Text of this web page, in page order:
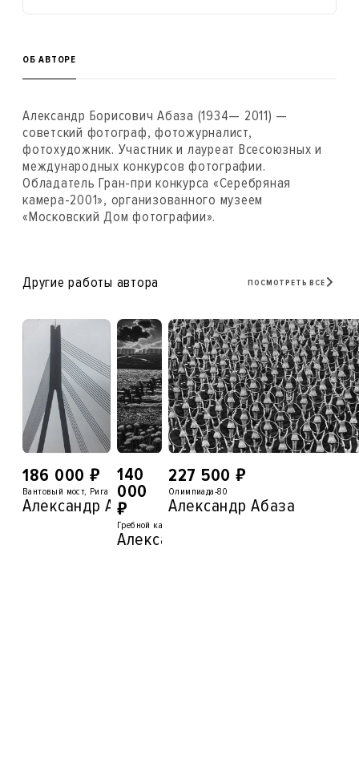
ОБ АВТОРЕ
Александр Борисович Абаза (1934— 2011) —
советский фотограф, фотожурналист,
фотохудожник. Участник и лауреат Всесоюзных и
международных конкурсов фотографии.
Обладатель Гран-при конкурса «Серебряная
камера-2001», организованного музеем
«Московский Дом фотографии».
Другие работы автора ПОСМОТРЕТЬ ВСЕ
186 000 ₽
Вантовый мост, Рига
Александр Абаза
140
000
₽
Гребной канал, Москва
Александр Абаза
227 500 ₽
Олимпиада-80
Александр Абаза